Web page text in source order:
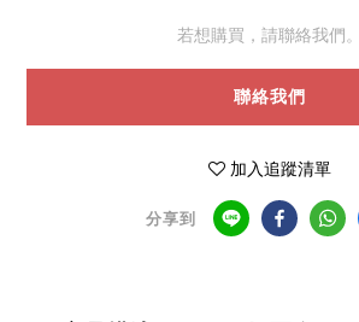
若想購買，請聯絡我們。
聯絡我們
加入追蹤清單
分享到